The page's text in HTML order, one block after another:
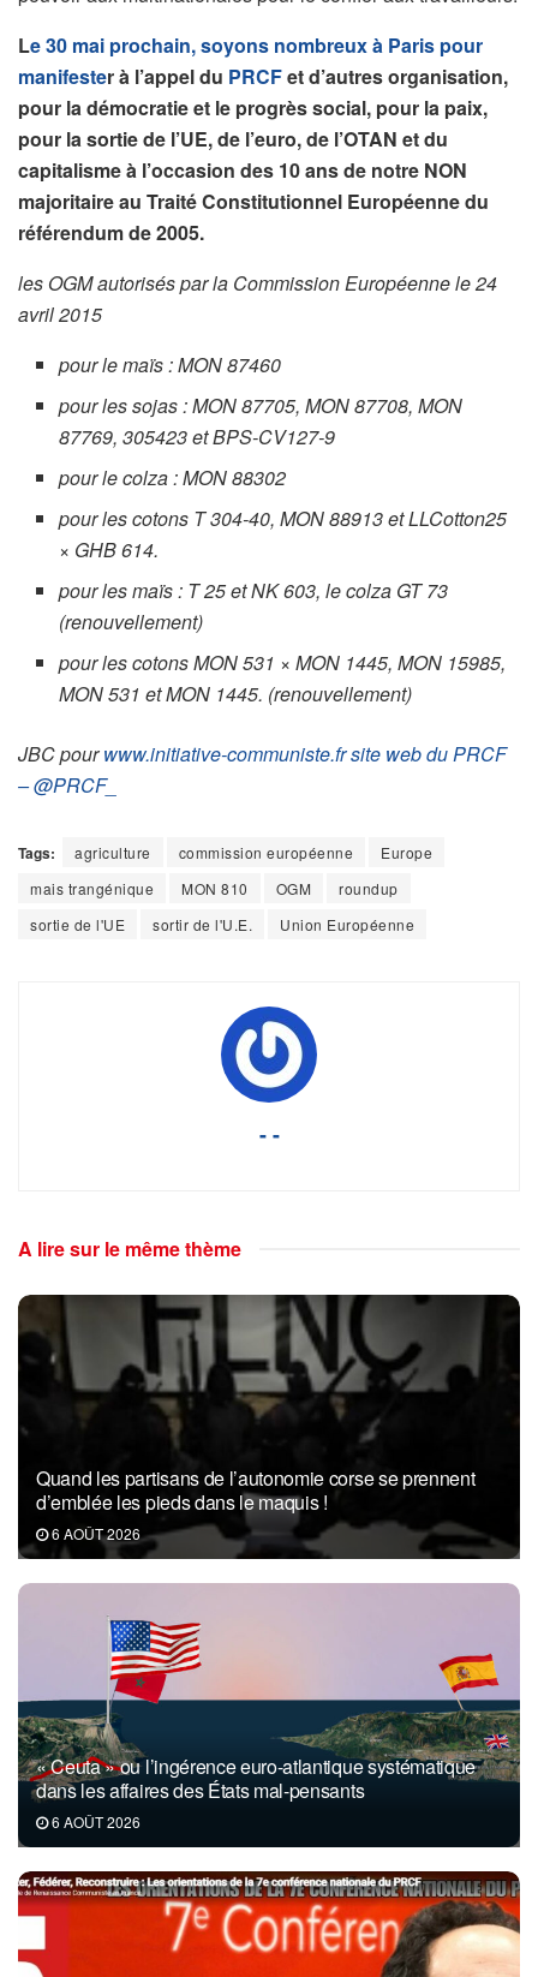
Le 30 mai prochain, soyons nombreux à Paris pour
manifester à l’appel du PRCFet d’autres organisation,
pour la démocratie et le progrès social, pour la paix,
pour la sortie de l’UE, de l’euro, de l’OTAN et du
capitalisme à l’occasion des 10 ans de notre NON
majoritaire au Traité Constitutionnel Européenne du
référendum de 2005.
les OGM autorisés par la Commission Européenne le 24
avril 2015
pour le maïs : MON 87460
pour les sojas : MON 87705, MON 87708, MON
87769, 305423 et BPS-CV127-9
pour le colza : MON 88302
pour les cotons T 304-40, MON 88913 et LLCotton25
× GHB 614.
pour les maïs : T 25 et NK 603, le colza GT 73
(renouvellement)
pour les cotons MON 531 × MON 1445, MON 15985,
MON 531 et MON 1445. (renouvellement)
JBC pourwww.initiative-communiste.fr site web du PRCF
– @PRCF_
Tags: agriculture commission européenne
Europe
mais trangénique
MON 810 OGM
roundup
sortie de l'UE
sortir de l'U.E. Union Européenne
- -
A lire sur le même thème
Quand les partisans de l’autonomie corse se prennent
d’emblée les pieds dans le maquis !
6 AOÛT 2026
« Ceuta » ou l’ingérence euro-atlantique systématique
dans les affaires des États mal-pensants
6 AOÛT 2026